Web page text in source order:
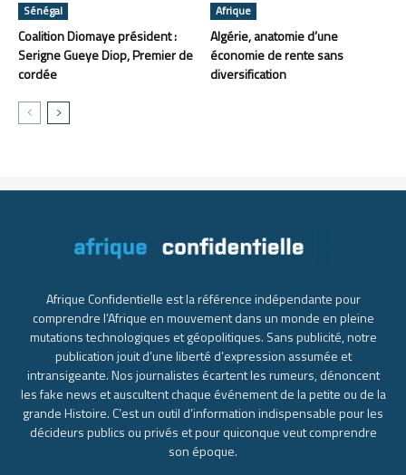
Sénégal
Coalition Diomaye président :
Serigne Gueye Diop, Premier de
cordée
Afrique
Algérie, anatomie d’une
économie de rente sans
diversification
Afrique Confidentielle est la référence indépendante pour
comprendre l’Afrique en mouvement dans un monde en pleine
mutations technologiques et géopolitiques. Sans publicité, notre
publication jouit d’une liberté d’expression assumée et
intransigeante. Nos journalistes écartent les rumeurs, dénoncent
les fake news et auscultent chaque événement de la petite ou de la
grande Histoire. C’est un outil d’information indispensable pour les
décideurs publics ou privés et pour quiconque veut comprendre
son époque.